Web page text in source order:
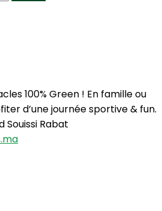
100% Green ! En famille ou
d’une journée sportive & fun.
Souissi Rabat